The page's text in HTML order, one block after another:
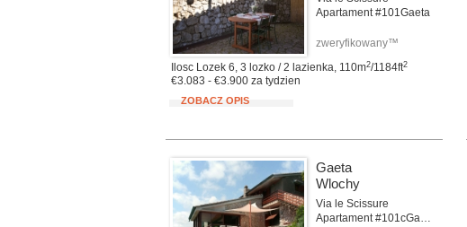
Apartament #101Gaeta
zweryfikowany™
Ilosc Lozek 6, 3 lozko / 2 lazienka, 110m2/1184ft2
€3.083 - €3.900 za tydzien
ZOBACZ OPIS
Gaeta
Wlochy
Via le Scissure
Apartament #101cGaeta